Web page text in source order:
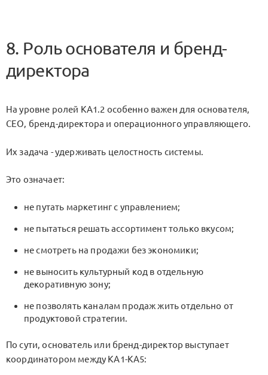
8. Роль основателя и бренд-
директора
На уровне ролей KA1.2 особенно важен для основателя,
CEO, бренд-директора и операционного управляющего.
Их задача - удерживать целостность системы.
Это означает:
не путать маркетинг с управлением;
не пытаться решать ассортимент только вкусом;
не смотреть на продажи без экономики;
не выносить культурный код в отдельную
декоративную зону;
не позволять каналам продаж жить отдельно от
продуктовой стратегии.
По сути, основатель или бренд-директор выступает
координатором между KA1-KA5: